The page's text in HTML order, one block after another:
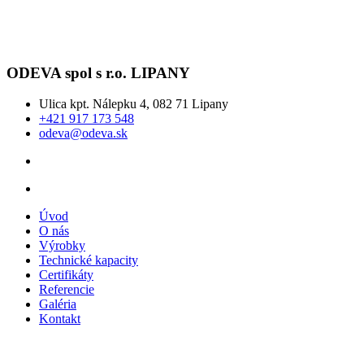
ODEVA spol s r.o. LIPANY
Ulica kpt. Nálepku 4, 082 71 Lipany
+421 917 173 548
odeva@odeva.sk
Úvod
O nás
Výrobky
Technické kapacity
Certifikáty
Referencie
Galéria
Kontakt